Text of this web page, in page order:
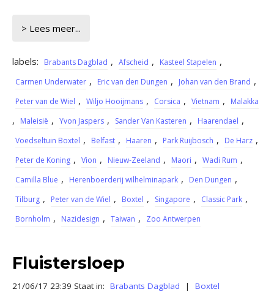
> Lees meer...
labels: Brabants Dagblad , Afscheid , Kasteel Stapelen ,
Carmen Underwater , Eric van den Dungen , Johan van den Brand ,
Peter van de Wiel , Wiljo Hooijmans , Corsica , Vietnam , Malakka
, Maleisië , Yvon Jaspers , Sander Van Kasteren , Haarendael ,
Voedseltuin Boxtel , Belfast , Haaren , Park Ruijbosch , De Harz ,
Peter de Koning , Vion , Nieuw-Zeeland , Maori , Wadi Rum ,
Camilla Blue , Herenboerderij wilhelminapark , Den Dungen ,
Tilburg , Peter van de Wiel , Boxtel , Singapore , Classic Park ,
Bornholm , Nazidesign , Taiwan , Zoo Antwerpen
Fluistersloep
21/06/17 23:39 Staat in: Brabants Dagblad | Boxtel